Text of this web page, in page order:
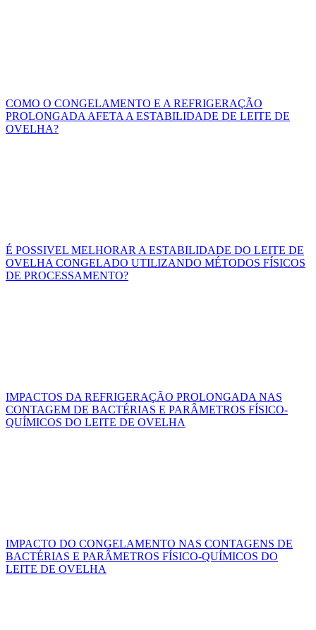
COMO O CONGELAMENTO E A REFRIGERAÇÃO
PROLONGADA AFETA A ESTABILIDADE DE LEITE DE
OVELHA?
É POSSIVEL MELHORAR A ESTABILIDADE DO LEITE DE
OVELHA CONGELADO UTILIZANDO MÉTODOS FÍSICOS
DE PROCESSAMENTO?
IMPACTOS DA REFRIGERAÇÃO PROLONGADA NAS
CONTAGEM DE BACTÉRIAS E PARÂMETROS FÍSICO-
QUÍMICOS DO LEITE DE OVELHA
IMPACTO DO CONGELAMENTO NAS CONTAGENS DE
BACTÉRIAS E PARÂMETROS FÍSICO-QUÍMICOS DO
LEITE DE OVELHA